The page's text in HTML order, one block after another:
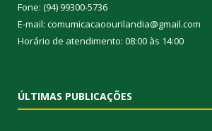
Fone: (94) 99300-5736
E-mail: comumicacaoourilandia@gmail.com
Horário de atendimento: 08:00 às 14:00
ÚLTIMAS PUBLICAÇÕES